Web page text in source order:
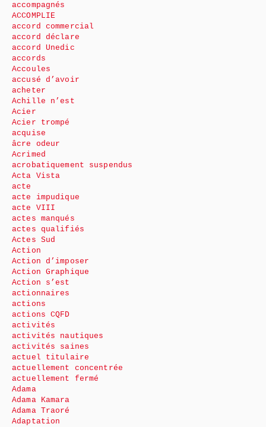
accompagnés
ACCOMPLIE
accord commercial
accord déclare
accord Unedic
accords
Accoules
accusé d’avoir
acheter
Achille n’est
Acier
Acier trompé
acquise
âcre odeur
Acrimed
acrobatiquement suspendus
Acta Vista
acte
acte impudique
acte VIII
actes manqués
actes qualifiés
Actes Sud
Action
Action d’imposer
Action Graphique
Action s’est
actionnaires
actions
actions CQFD
activités
activités nautiques
activités saines
actuel titulaire
actuellement concentrée
actuellement fermé
Adama
Adama Kamara
Adama Traoré
Adaptation